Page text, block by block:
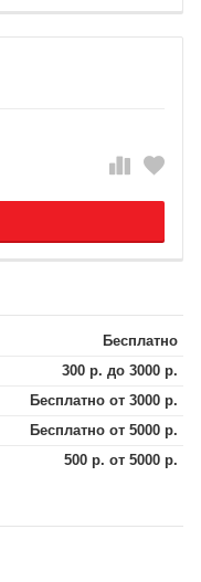
Бесплатно
300 р. до 3000 р.
Бесплатно от 3000 р.
Бесплатно от 5000 р.
500 р. от 5000 р.